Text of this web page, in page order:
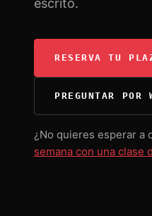
RESERVA TU
PREGUNTAR POR
¿No quieres esperar a
semana con una clase